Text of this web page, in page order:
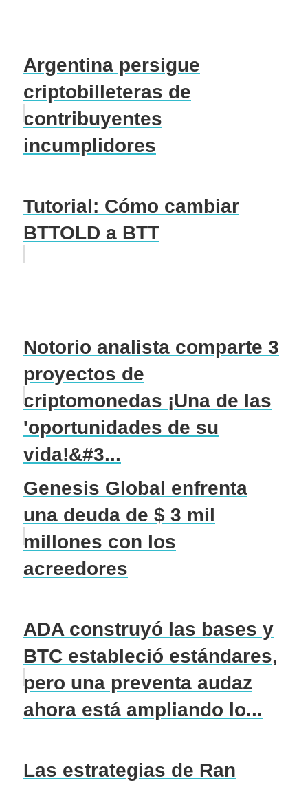
Argentina persigue
criptobilleteras de
contribuyentes
incumplidores
Tutorial: Cómo cambiar
BTTOLD a BTT
Notorio analista comparte 3
proyectos de
criptomonedas ¡Una de las
'oportunidades de su
vida!&#3...
Genesis Global enfrenta
una deuda de $ 3 mil
millones con los
acreedores
ADA construyó las bases y
BTC estableció estándares,
pero una preventa audaz
ahora está ampliando lo...
Las estrategias de Ran